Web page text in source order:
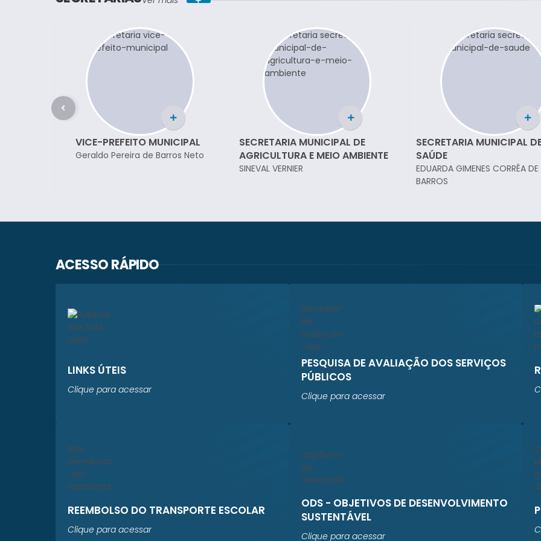
SECRETARIA MUNICIPAL DE
AGRICULTURA E MEIO AMBIENTE
SECRETARIA MUNICIPAL DE
SAÚDE
EDUARDA GIMENES CORRÊA DE
SECRETARIA MUNICIPAL
FAZENDA
MARIO BATISSOCO
ACESSO RÁPIDO
LINKS ÚTEIS
Clique para acessar
PESQUISA DE AVALIAÇÃO DOS SERVIÇOS
PÚBLICOS
Clique para acessar
REEMBOLSO DO TRANSPORTE ESCOLAR
Clique para acessar
ODS - OBJETIVOS DE DESENVOLVIMENTO
SUSTENTÁVEL
Clique para acessar